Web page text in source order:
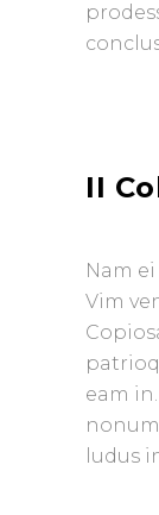
II
Nam
Vim
eam
ludus